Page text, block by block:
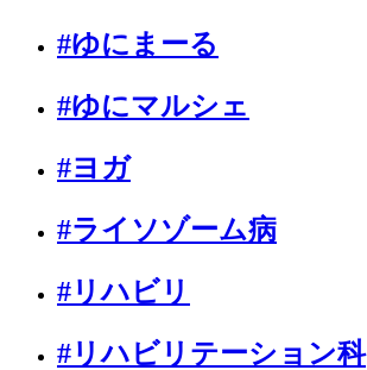
#ゆにまーる
#ゆにマルシェ
#ヨガ
#ライソゾーム病
#リハビリ
#リハビリテーション科